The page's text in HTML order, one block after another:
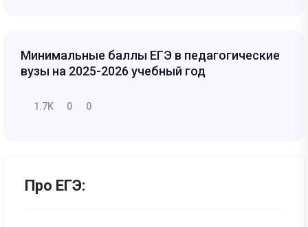
Минимальные баллы ЕГЭ в педагогические
вузы на 2025-2026 учебный год
1.7K 0 0
Про ЕГЭ: